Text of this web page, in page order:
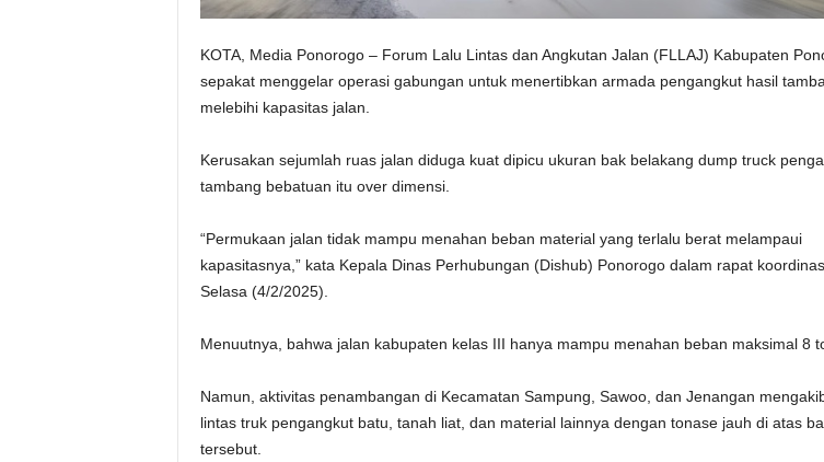
KOTA, Media Ponorogo – Forum Lalu Lintas dan Angkutan Jalan (FLLAJ) Kabupaten
sepakat menggelar operasi gabungan untuk menertibkan armada pengangkut hasil
melebihi kapasitas jalan.
Kerusakan sejumlah ruas jalan diduga kuat dipicu ukuran bak belakang dump truck
tambang bebatuan itu over dimensi.
“Permukaan jalan tidak mampu menahan beban material yang terlalu berat melampaui
kapasitasnya,” kata Kepala Dinas Perhubungan (Dishub) Ponorogo dalam rapat
Selasa (4/2/2025).
Menuutnya, bahwa jalan kabupaten kelas III hanya mampu menahan beban maksimal 8
Namun, aktivitas penambangan di Kecamatan Sampung, Sawoo, dan Jenangan
lintas truk pengangkut batu, tanah liat, dan material lainnya dengan tonase jauh di atas
tersebut.